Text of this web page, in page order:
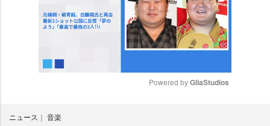
Powered by GliaStudios
ニュース 音楽